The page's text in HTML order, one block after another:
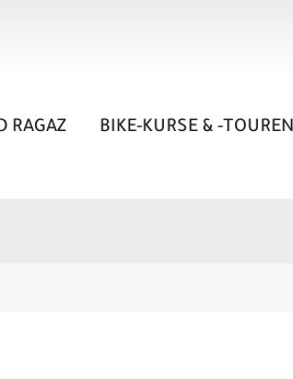
RAGAZ BIKE-KURSE & -TOUREN